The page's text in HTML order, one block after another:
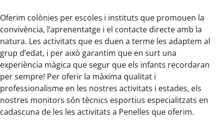
Oferim colònies per escoles i instituts que promouen la
convivència, l’aprenentatge i el contacte directe amb la
natura. Les activitats que es duen a terme les adaptem al
grup d’edat, i per això garantim que en surt una
experiència màgica que segur que els infants recordaran
per sempre! Per oferir la màxima qualitat i
professionalisme en les nostres activitats i estades, els
nostres monitors són tècnics esportius especialitzats en
cadascuna de les les activitats a Penelles que oferim.